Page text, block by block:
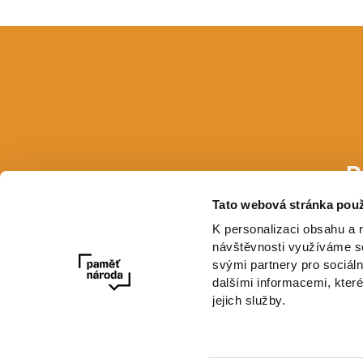
Tato webová stránka
K personalizaci obsahu
návštěvnosti využíváme
svými partnery pro
dalšími informacemi,
jejich služby.
E-mail